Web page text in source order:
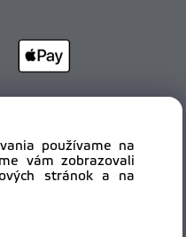
používame na
vám zobrazovali
stránok a na